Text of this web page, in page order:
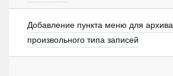
Добавление пункта меню для архива
произвольного типа записей